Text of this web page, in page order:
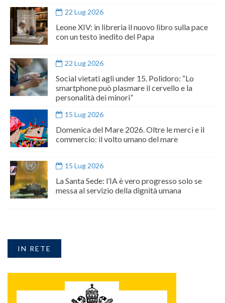
22 Lug 2026
Leone XIV: in libreria il nuovo libro sulla pace
con un testo inedito del Papa
22 Lug 2026
Social vietati agli under 15. Polidoro: “Lo
smartphone può plasmare il cervello e la
personalità dei minori”
15 Lug 2026
Domenica del Mare 2026. Oltre le merci e il
commercio: il volto umano del mare
15 Lug 2026
La Santa Sede: l’IA è vero progresso solo se
messa al servizio della dignità umana
IN RETE